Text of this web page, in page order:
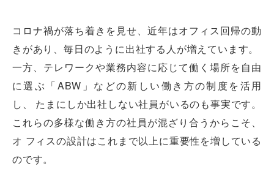
コロナ禍が落ち着きを見せ、近年はオフィス回帰の動
きがあり、毎日のように出社する人が増えています。
一方、テレワークや業務内容に応じて働く場所を自由
に選ぶ「ABW」などの新しい働き方の制度を活用
し、 たまにしか出社しない社員がいるのも事実です。
これらの多様な働き方の社員が混ざり合うからこそ、
オ フィスの設計はこれまで以上に重要性を増している
のです。